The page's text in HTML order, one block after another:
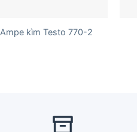
Ampe kìm Testo 770-2